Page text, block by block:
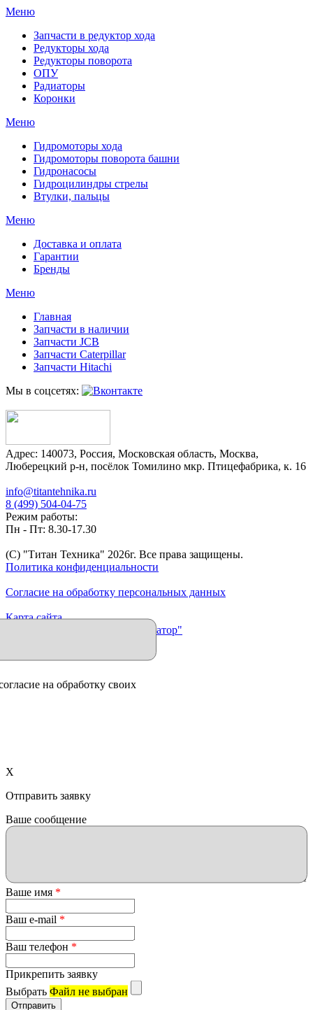
Меню
Запчасти в редуктор хода
Редукторы хода
Редукторы поворота
ОПУ
Радиаторы
Коронки
Меню
Гидромоторы хода
Гидромоторы поворота башни
Гидронасосы
Гидроцилиндры стрелы
Втулки, пальцы
Меню
Доставка и оплата
Гарантии
Бренды
Меню
Главная
Запчасти в наличии
Запчасти JCB
Запчасти Caterpillar
Запчасти Hitachi
Мы в соцсетях:
Адрес: 140073, Россия, Московская область, Москва,
Люберецкий р-н, посёлок Томилино мкр. Птицефабрика, к. 16
info@titantehnika.ru
8 (499) 504-04-75
Режим работы:
Пн - Пт: 8.30-17.30
(C) "Титан Техника" 2026г. Все права защищены.
Политика конфиденциальности
Согласие на обработку персональных данных
Карта сайта
Продвижение сайта "Иллюминатор"
на обработку своих
X
Отправить заявку
Ваше сообщение
Ваше имя *
Ваш e-mail *
Ваш телефон *
Прикрепить заявку
Выбрать Файл не выбран